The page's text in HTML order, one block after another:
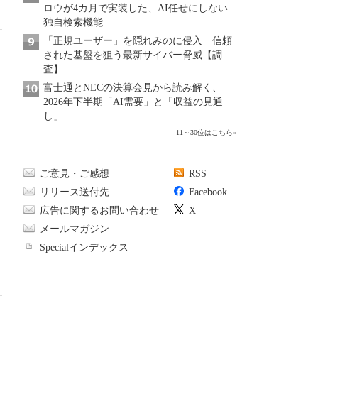
ロウが4カ月で実装した、AI任せにしない
独自検索機能
「正規ユーザー」を隠れみのに侵入 信頼
された基盤を狙う最新サイバー脅威【調
査】
富士通とNECの決算会見から読み解く、
2026年下半期「AI需要」と「収益の見通
し」
11～30位はこちら»
ご意見・ご感想
リリース送付先
広告に関するお問い合わせ
メールマガジン
Specialインデックス
RSS
Facebook
X